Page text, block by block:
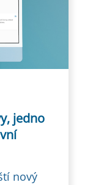
jedno
nový